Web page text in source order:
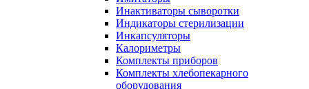
Инактиваторы сыворотки
Индикаторы стерилизации
Инкапсуляторы
Калориметры
Комплекты приборов
Комплекты хлебопекарного
оборудования